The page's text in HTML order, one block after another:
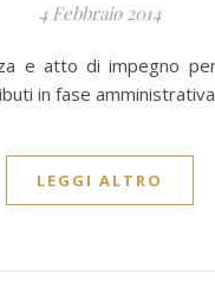
4 Febbraio 2014
in fase amministrativa
LEGGI ALTRO